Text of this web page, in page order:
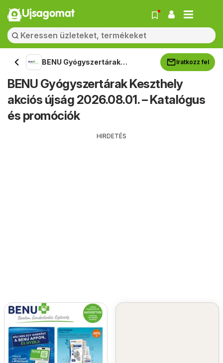
Ujsagomat
BENU Gyógyszertárak
Iratkozz fel
BENU Gyógyszertárak Keszthely
akciós újság 2026.08.01. – Katalógus
és promóciók
HIRDETÉS